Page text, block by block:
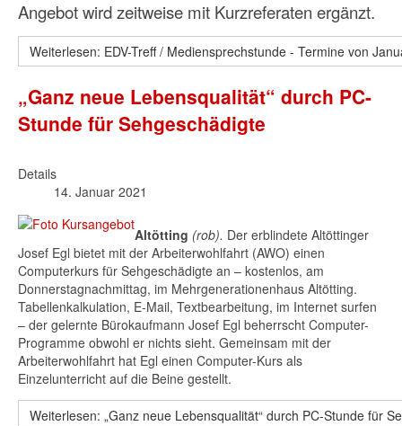
Angebot wird zeitweise mit Kurzreferaten ergänzt.
Weiterlesen: EDV-Treff / Mediensprechstunde - Termine von
„Ganz neue Lebensqualität“ durch PC-
Stunde für Sehgeschädigte
Details
14. Januar 2021
Altötting (rob). Der erblindete Altöttinger
Josef Egl bietet mit der Arbeiterwohlfahrt (AWO) einen
Computerkurs für Sehgeschädigte an – kostenlos, am
Donnerstagnachmittag, im Mehrgenerationenhaus Altötting.
Tabellenkalkulation, E-Mail, Textbearbeitung, im Internet surfen
– der gelernte Bürokaufmann Josef Egl beherrscht Computer-
Programme obwohl er nichts sieht. Gemeinsam mit der
Arbeiterwohlfahrt hat Egl einen Computer-Kurs als
Einzelunterricht auf die Beine gestellt.
Weiterlesen: „Ganz neue Lebensqualität“ durch PC-Stunde für